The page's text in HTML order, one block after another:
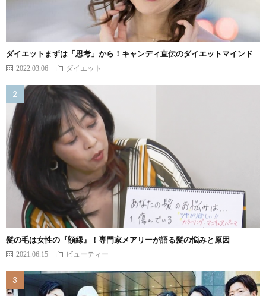
ダイエットまずは「思考」から！キャンディ直伝のダイエットマインド
2022.03.06 ダイエット
髪の毛は女性の『額縁』！専門家メアリーが語る髪の悩みと原因
2021.06.15 ビューティー